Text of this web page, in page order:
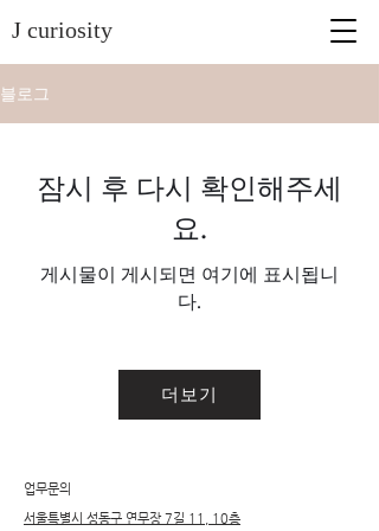
J curiosity
블로그
잠시 후 다시 확인해주세
요.
게시물이 게시되면 여기에 표시됩니
다.
더보기
​업무문의
서울특별시 성동구 연무장 7길 11, 10층